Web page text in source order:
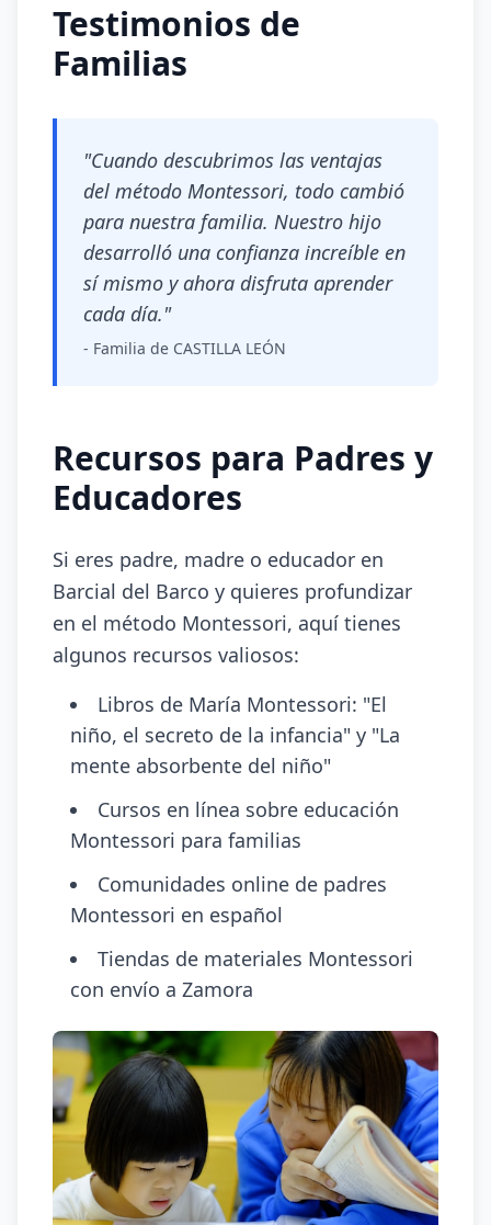
Testimonios de
Familias
"Cuando descubrimos las ventajas
del método Montessori, todo cambió
para nuestra familia. Nuestro hijo
desarrolló una confianza increíble en
sí mismo y ahora disfruta aprender
cada día."
- Familia de CASTILLA LEÓN
Recursos para Padres y
Educadores
Si eres padre, madre o educador en
Barcial del Barco y quieres profundizar
en el método Montessori, aquí tienes
algunos recursos valiosos:
Libros de María Montessori: "El
niño, el secreto de la infancia" y "La
mente absorbente del niño"
Cursos en línea sobre educación
Montessori para familias
Comunidades online de padres
Montessori en español
Tiendas de materiales Montessori
con envío a Zamora